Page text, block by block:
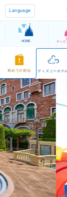
Language
HOME ディズ
初めての宿泊 ディズニーホテ